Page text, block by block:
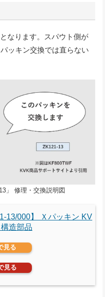
なります。スパウト側が
ッキン交換では直らない
」 修理・交換説明図
13/000】 Ｘパッキン KV
造部品
見る
見る